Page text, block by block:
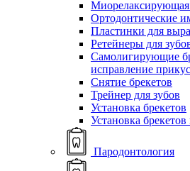
Миорелаксирующая
Ортодонтические
Пластинки для
Ретейнеры для
Самолигирующие
исправление
Снятие брекетов
Трейнер для зубов
Установка брекетов
Установка
Пародонтология